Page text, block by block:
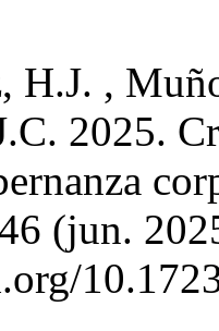
H.J. ,
2025.
(jun.